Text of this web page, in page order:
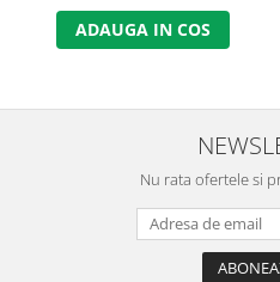
ADAUGA IN COS
Nu rata ofertele si